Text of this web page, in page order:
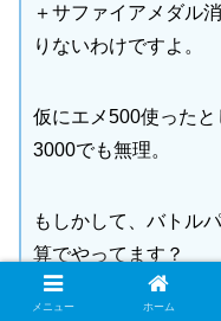
＋サファイアメダル
りないわけですよ。
仮にエメ500使ったと
3000でも無理。
もしかして、バトル
算でやってます？
それだとクエストの
メニュー ホーム